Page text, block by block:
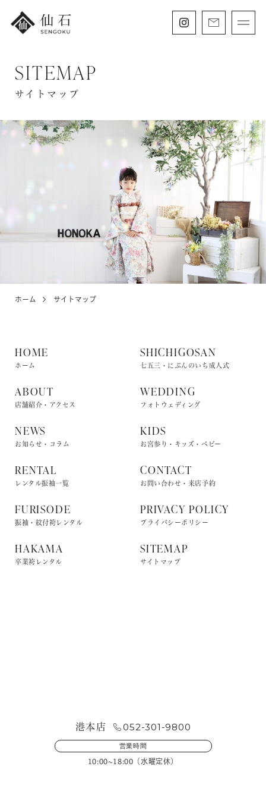
FURISODE
HAKAMA 卒業袴レンタル
SHICHIGOSAN
七五三・
にぶんのいち成人式
フォトウェディング
KIDS
ABOUT 店舗紹介・アクセス
お問い合わせ・来店予約
SITEMAP
サイトマップ
ホーム サイトマップ
HOME
ホーム
RENTAL
レンタル振袖一覧
SHICHIGOSAN
七五三・にぶんのいち成人式
CONTACT
お問い合わせ・来店予約
ABOUT
店舗紹介・アクセス
FURISODE
振袖・紋付袴レンタル
WEDDING
フォトウェディング
PRIVACY POLICY
プライバシーポリシー
NEWS
お知らせ・コラム
HAKAMA
卒業袴レンタル
KIDS
お宮参り・キッズ・ベビー
SITEMAP
サイトマップ
港本店 052-301-9800
営業時間
10:00~18:00（水曜定休）